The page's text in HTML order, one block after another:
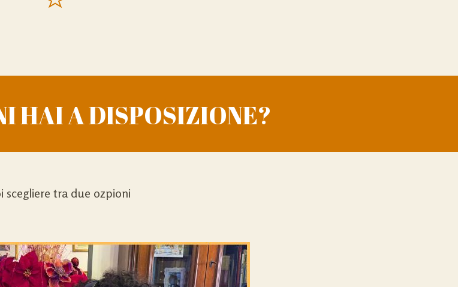
HAI A DISPOSIZIONE?
scegliere tra due ozpioni